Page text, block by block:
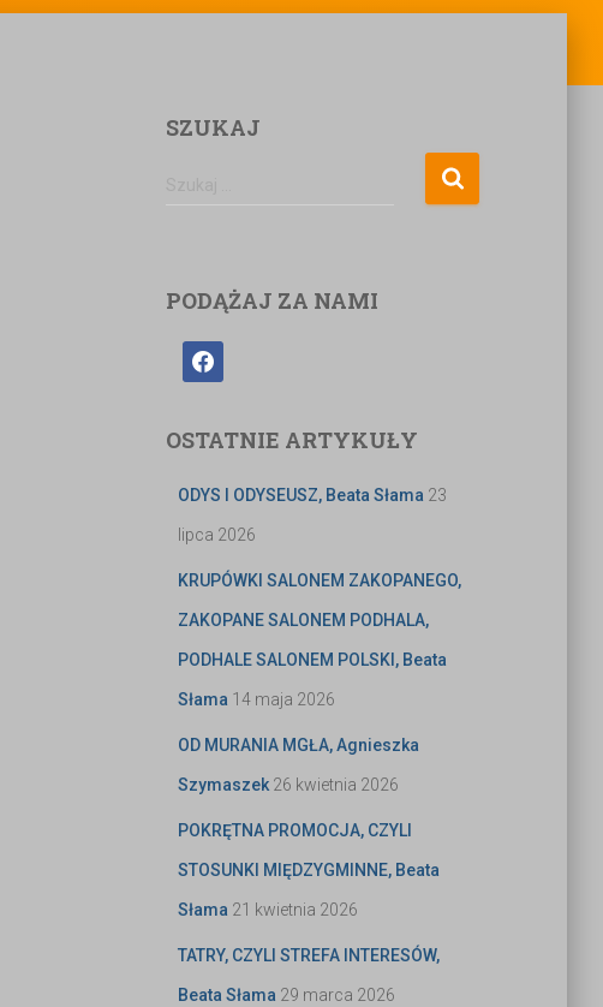
SZUKAJ
PODĄŻAJ ZA NAMI
OSTATNIE ARTYKUŁY
ODYS I ODYSEUSZ, Beata Słama 23
lipca 2026
KRUPÓWKI SALONEM ZAKOPANEGO,
ZAKOPANE SALONEM PODHALA,
PODHALE SALONEM POLSKI, Beata
Słama 14 maja 2026
OD MURANIA MGŁA, Agnieszka
Szymaszek 26 kwietnia 2026
POKRĘTNA PROMOCJA, CZYLI
STOSUNKI MIĘDZYGMINNE, Beata
Słama 21 kwietnia 2026
TATRY, CZYLI STREFA INTERESÓW,
Beata Słama 29 marca 2026